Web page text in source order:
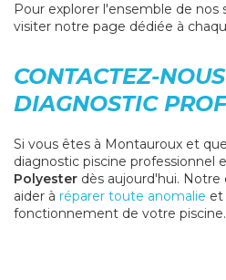
Pour explorer l'ensemble de nos
visiter notre page dédiée à
CONTACTEZ-
DIAGNOSTIC
Si vous êtes à Montauroux et
diagnostic piscine professionnel
Polyester dès aujourd'hui.
aider à réparer toute anomalie et
fonctionnement de votre piscine.